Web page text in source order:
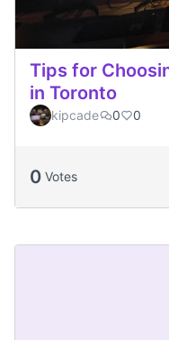
Tips for
in Toronto
kipcade 0 0
0 Votes